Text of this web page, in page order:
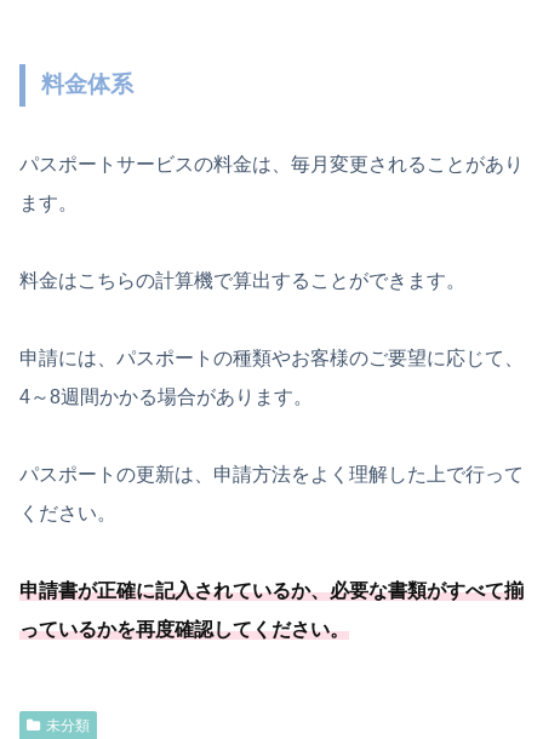
料金体系
パスポートサービスの料金は、毎月変更されることがあり
ます。
料金はこちらの計算機で算出することができます。
申請には、パスポートの種類やお客様のご要望に応じて、
4～8週間かかる場合があります。
パスポートの更新は、申請方法をよく理解した上で行って
ください。
申請書が正確に記入されているか、必要な書類がすべて揃
っているかを再度確認してください。
未分類